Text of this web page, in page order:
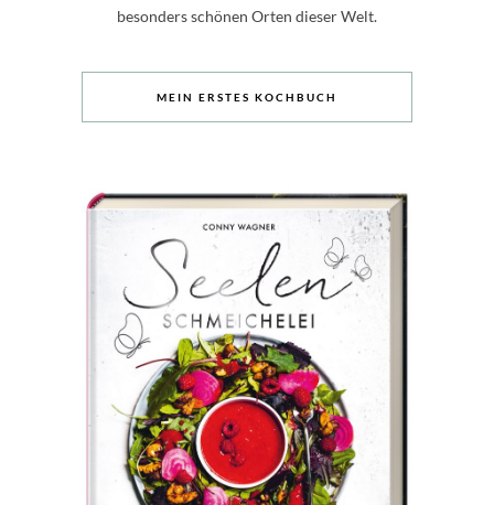
besonders schönen Orten dieser Welt.
MEIN ERSTES KOCHBUCH